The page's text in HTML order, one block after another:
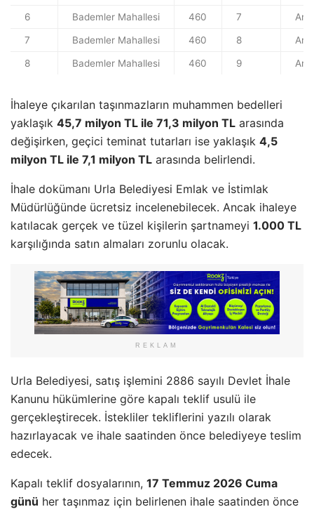
6 Bademler Mahallesi 460 7
7 Bademler Mahallesi 460 8
8 Bademler Mahallesi 460 9
İhaleye çıkarılan taşınmazların muhammen bedelleri
yaklaşık 45,7 milyon TL ile 71,3 milyon TL arasında
değişirken, geçici teminat tutarları ise yaklaşık 4,5
milyon TL ile 7,1 milyon TL arasında belirlendi.
İhale dokümanı Urla Belediyesi Emlak ve İstimlak
Müdürlüğünde ücretsiz incelenebilecek. Ancak ihaleye
katılacak gerçek ve tüzel kişilerin şartnameyi 1.000 TL
karşılığında satın almaları zorunlu olacak.
REKLAM
Urla Belediyesi, satış işlemini 2886 sayılı Devlet İhale
Kanunu hükümlerine göre kapalı teklif usulü ile
gerçekleştirecek. İstekliler tekliflerini yazılı olarak
hazırlayacak ve ihale saatinden önce belediyeye teslim
edecek.
Kapalı teklif dosyalarının, 17 Temmuz 2026 Cuma
günü her taşınmaz için belirlenen ihale saatinden önce